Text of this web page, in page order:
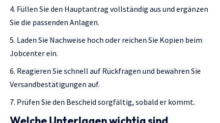
Füllen Sie den Hauptantrag vollständig aus und ergänzen
Sie die passenden Anlagen.
Laden Sie Nachweise hoch oder reichen Sie Kopien beim
Jobcenter ein.
Reagieren Sie schnell auf Rückfragen und bewahren Sie
Versandbestätigungen auf.
Prüfen Sie den Bescheid sorgfältig, sobald er kommt.